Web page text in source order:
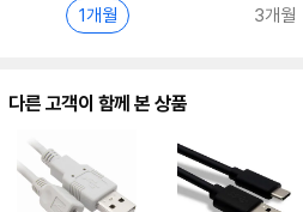
1개월 3개월
다른 고객이 함께 본 상품